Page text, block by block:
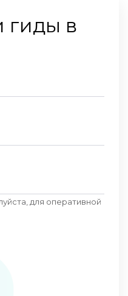
гиды в
для оперативной